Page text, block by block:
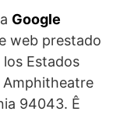
Google
web prestado
Estados
Amphitheatre
94043. Ê